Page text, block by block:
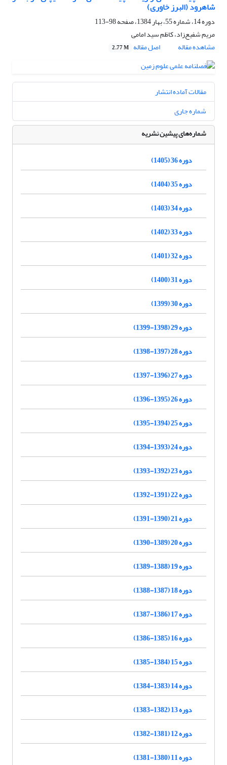
شاهرود (البرز خاوری)
دوره 14، شماره 55، بهار 1384، صفحه
98-113
مریم شفیع‌زاد، کاظم سید امامی
مشاهده مقاله
اصل مقاله 2.77 M
مقالات آماده انتشار
شماره جاری
شماره‌های پیشین نشریه
دوره 36 (1405)
دوره 35 (1404)
دوره 34 (1403)
دوره 33 (1402)
دوره 32 (1401)
دوره 31 (1400)
دوره 30 (1399)
دوره 29 (1398-1399)
دوره 28 (1397-1398)
دوره 27 (1396-1397)
دوره 26 (1395-1396)
دوره 25 (1394-1395)
دوره 24 (1393-1394)
دوره 23 (1392-1393)
دوره 22 (1391-1392)
دوره 21 (1390-1391)
دوره 20 (1389-1390)
دوره 19 (1388-1389)
دوره 18 (1387-1388)
دوره 17 (1386-1387)
دوره 16 (1385-1386)
دوره 15 (1384-1385)
دوره 14 (1383-1384)
دوره 13 (1382-1383)
دوره 12 (1381-1382)
دوره 11 (1380-1381)